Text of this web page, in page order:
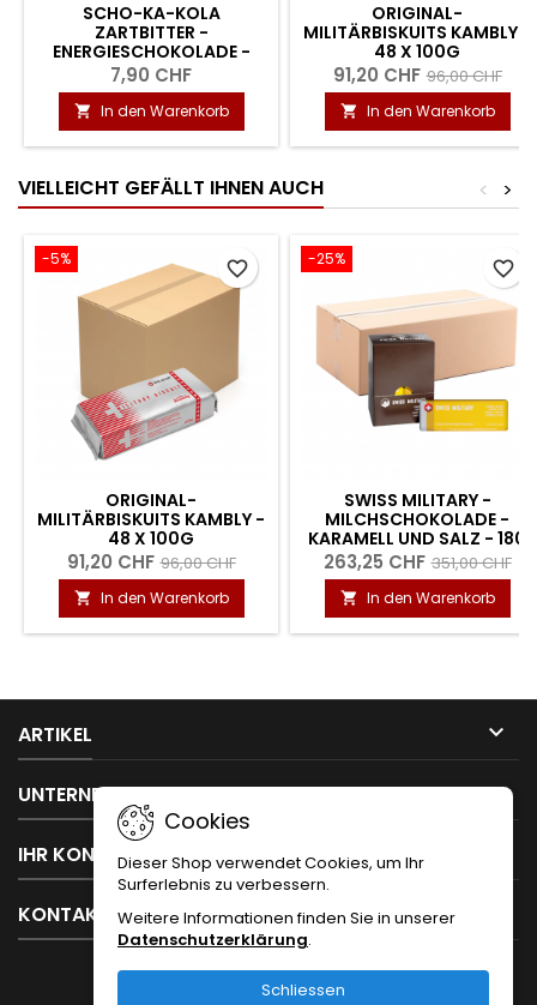
SCHO-KA-KOLA
ZARTBITTER -
ENERGIESCHOKOLADE -
100G
7,90 CHF
 In den Warenkorb
ORIGINAL-
MILITÄRBISKUITS KAMBLY -
48 X 100G
91,20 CHF 96,00 CHF
 In den Warenkorb
VIELLEICHT GEFÄLLT IHNEN AUCH >
<
-5%
ORIGINAL-
MILITÄRBISKUITS KAMBLY -
48 X 100G
91,20 CHF 96,00 CHF
 In den Warenkorb
favorite_border -25%
SWISS MILITARY -
MILCHSCHOKOLADE -
KARAMELL UND SALZ - 180
X 50G
263,25 CHF 351,00 CHF
 In den Warenkorb
favorite_border
ARTIKEL 
UNTERNEHMEN 
IHR KONTO
KONTAKT
Cookies
Dieser Shop verwendet Cookies, um Ihr
Surferlebnis zu verbessern.
Weitere Informationen finden Sie in unserer
Datenschutzerklärung.
Schliessen